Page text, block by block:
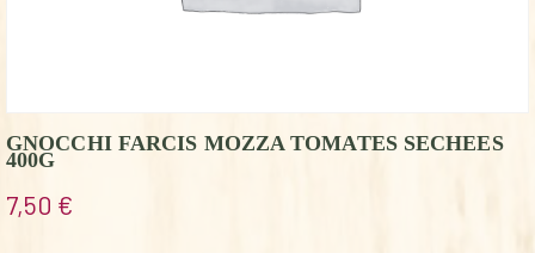
GNOCCHI FARCIS MOZZA TOMATES SECHEES
400G
7,50 €